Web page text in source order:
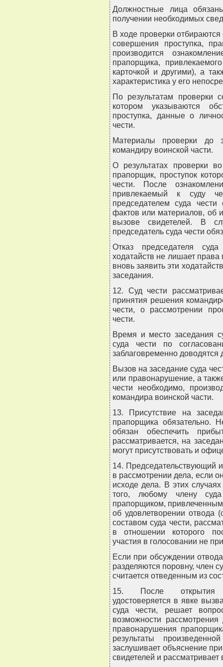
Должностные лица
получении необходимых
В ходе проверки
совершения проступка,
производится
прапорщика,
карточкой и другими), а
характеристика у его
По результатам проверки
котором указываются
проступка, данные о
чести.
Материалы проверки до
командиру воинской части.
О результатах проверки
прапорщик, проступок
чести. После
привлекаемый к суду
председателем суда
фактов или материалов, об
вызове свидетелей. В
председатель суда чести
Отказ председателя
ходатайств не лишает права
вновь заявить эти
заседания.
12. Суд чести
принятия решения
чести, о рассмотрении
чести.
Время и место заседания
суда чести по
заблаговременно доводятся
Вызов на заседание суда
или правонарушение, а
чести необходимо,
командира воинской части.
13. Присутствие на
прапорщика обязательно.
обязан обеспечить
рассматривается, на
могут присутствовать и
14. Председательствующий
в рассмотрении дела, если
исходе дела. В этих
того, любому члену
прапорщиком,
об удовлетворении отвода
составом суда чести,
в отношении которого
участия в голосовании не
Если при обсуждении
разделяются поровну, член
считается отведенным из
15. После открытия
удостоверяется в явке
суда чести, решает
возможности рассмотрения
правонарушения
результаты
заслушивает объяснение
свидетелей и